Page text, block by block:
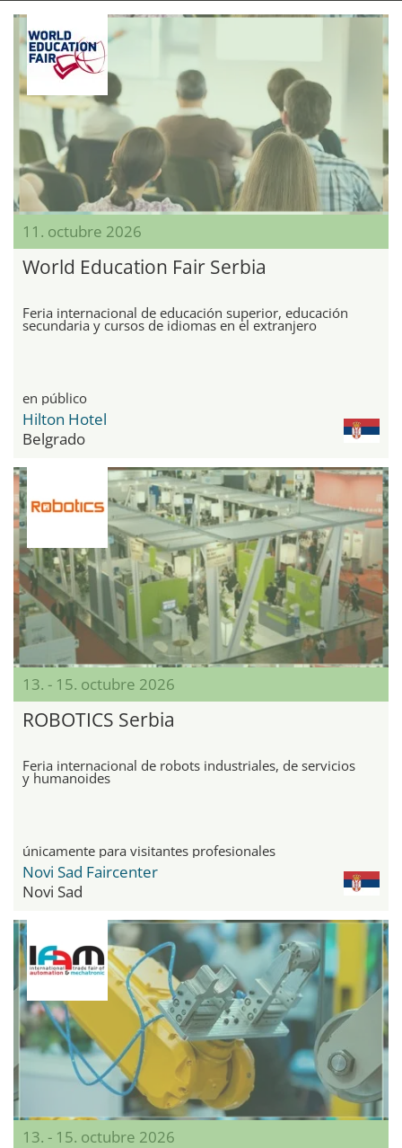
11. octubre 2026
World Education Fair Serbia
Feria internacional de educación superior, educación
secundaria y cursos de idiomas en el extranjero
en público
Hilton Hotel
Belgrado
13. - 15. octubre 2026
ROBOTICS Serbia
Feria internacional de robots industriales, de servicios
y humanoides
únicamente para visitantes profesionales
Novi Sad Faircenter
Novi Sad
13. - 15. octubre 2026